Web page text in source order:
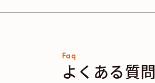
Faq
よくある質問